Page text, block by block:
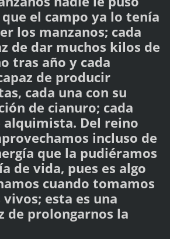
el campo ya lo tenía
los manzanos; cada
de dar muchos kilos de
tras año y cada
de producir
cada una con su
de cianuro; cada
alquimista. Del reino
incluso de
que la pudiéramos
de vida, pues es algo
cuando tomamos
esta es una
de prolongarnos la